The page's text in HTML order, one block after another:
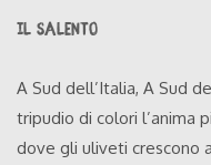
IL SALENTO
A Sud dell’Italia, A Sud
tripudio di colori l’anima
dove gli uliveti crescono